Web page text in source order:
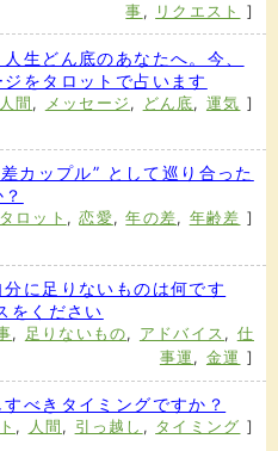
事 , リクエスト ]
人生どん底のあなたへ。今、
をタロットで占います
人間 , メッセージ , どん底, 運気 ]
カップル” として巡り合った
タロット ,恋愛,年の差, 年齢差 ]
に足りないものは何です
をください
, 足りないもの, アドバイス , 仕
事運 , 金運 ]
べきタイミングですか？
, 人間 , 引っ越し , タイミング ]